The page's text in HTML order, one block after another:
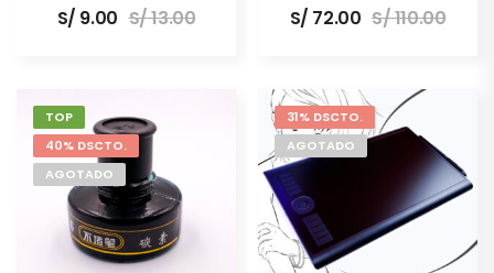
S/ 9.00 S/13.00 S/ 72.00 S/110.00
TOP
40% DSCTO.
AGOTADO
31% DSCTO.
AGOTADO